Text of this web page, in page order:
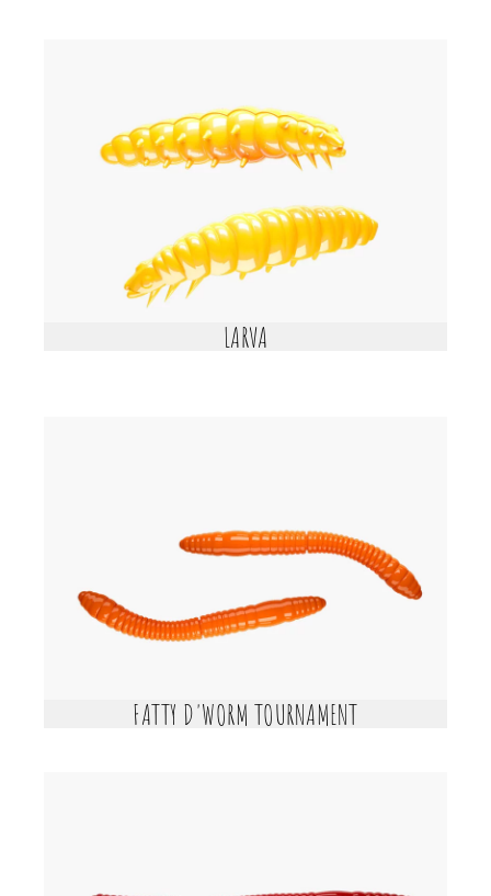
LARVA
FATTY D'WORM TOURNAMENT